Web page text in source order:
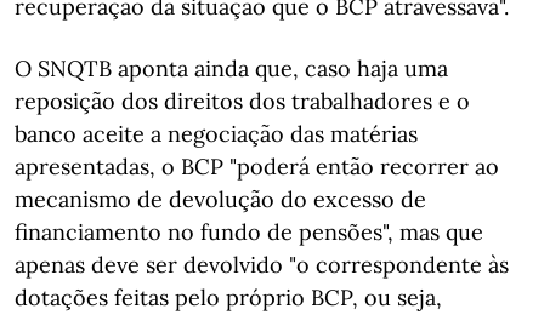
recuperação da situação que o BCP atravessava".
O SNQTB aponta ainda que, caso haja uma
reposição dos direitos dos trabalhadores e o
banco aceite a negociação das matérias
apresentadas, o BCP "poderá então recorrer ao
mecanismo de devolução do excesso de
financiamento no fundo de pensões", mas que
apenas deve ser devolvido "o correspondente às
dotações feitas pelo próprio BCP, ou seja,